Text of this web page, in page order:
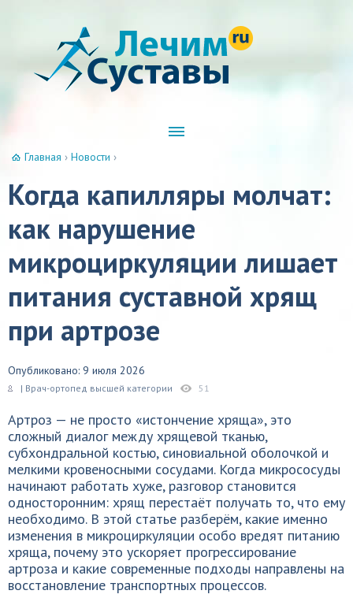
Главная › Новости ›
Когда капилляры молчат:
как нарушение
микроциркуляции лишает
питания суставной хрящ
при артрозе
Опубликовано: 9 июля 2026
| Врач-ортопед высшей категории 51
Артроз — не просто «истончение хряща», это
сложный диалог между хрящевой тканью,
субхондральной костью, синовиальной оболочкой и
мелкими кровеносными сосудами. Когда микрососуды
начинают работать хуже, разговор становится
односторонним: хрящ перестаёт получать то, что ему
необходимо. В этой статье разберём, какие именно
изменения в микроциркуляции особо вредят питанию
хряща, почему это ускоряет прогрессирование
артроза и какие современные подходы направлены на
восстановление транспортных процессов.